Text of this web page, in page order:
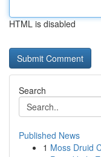
HTML is disabled
Search
Published News
1 Moss Druid